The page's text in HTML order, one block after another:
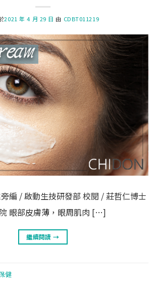
2021 年 4 月 29 日 由 CDBT011219
編 / 啟動生技研發部 校閱 / 莊哲仁博士
眼部皮膚薄，眼周肌肉 […]
繼續閱讀→
健